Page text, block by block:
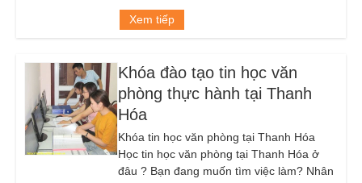
Xem tiếp
Khóa đào tạo tin học văn
phòng thực hành tại Thanh
Hóa
Khóa tin học văn phòng tại Thanh Hóa
Học tin học văn phòng tại Thanh Hóa ở
đâu ? Bạn đang muốn tìm việc làm? Nhân